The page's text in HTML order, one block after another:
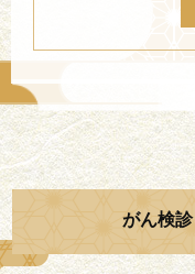
がん検診